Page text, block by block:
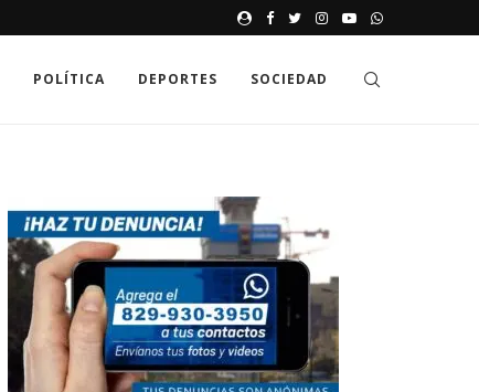
JAK GDZIE MOŻNA
POLÍTICA DEPORTES SOCIEDAD